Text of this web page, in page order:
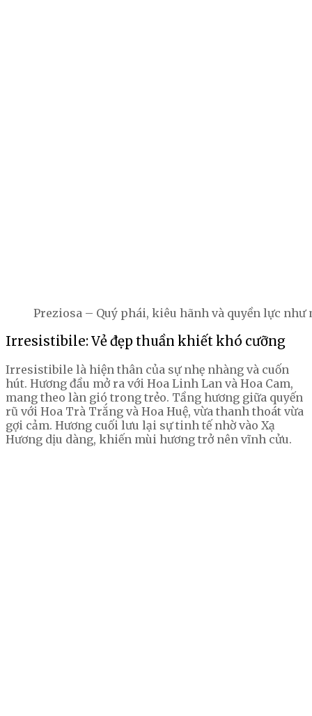
Preziosa – Quý phái, kiêu hãnh và quyền lực như
Irresistibile: Vẻ đẹp thuần khiết khó cưỡng
Irresistibile là hiện thân của sự nhẹ nhàng và cuốn
hút. Hương đầu mở ra với Hoa Linh Lan và Hoa Cam,
mang theo làn gió trong trẻo. Tầng hương giữa quyến
rũ với Hoa Trà Trắng và Hoa Huệ, vừa thanh thoát vừa
gợi cảm. Hương cuối lưu lại sự tinh tế nhờ vào Xạ
Hương dịu dàng, khiến mùi hương trở nên vĩnh cửu.